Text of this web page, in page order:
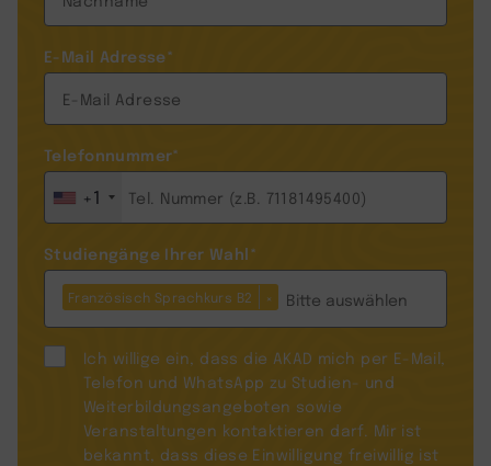
E-Mail Adresse*
Telefonnummer*
+1
Studiengänge Ihrer Wahl*
Französisch Sprachkurs B2 ×
Ich willige ein, dass die AKAD mich per E-Mail,
Telefon und WhatsApp zu Studien- und
Weiterbildungsangeboten sowie
Veranstaltungen kontaktieren darf. Mir ist
bekannt, dass diese Einwilligung freiwillig ist